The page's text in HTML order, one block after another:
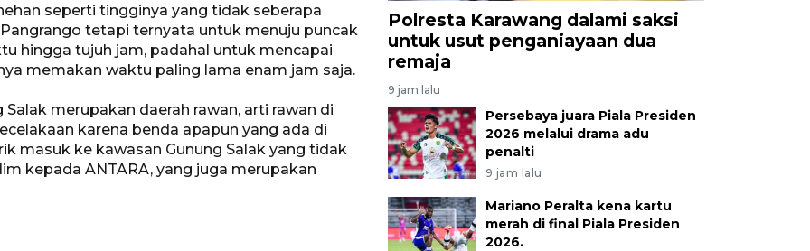
seperti tingginya yang tidak seberapa
tetapi ternyata untuk menuju puncak
hingga tujuh jam, padahal untuk mencapai
memakan waktu paling lama enam jam saja.
merupakan daerah rawan, arti rawan di
karena benda apapun yang ada di
masuk ke kawasan Gunung Salak yang tidak
kepada ANTARA, yang juga merupakan
Polresta Karawang dalami saksi
untuk usut penganiayaan dua
remaja
9 jam lalu
Persebaya juara Piala Presiden
2026 melalui drama adu
penalti
9 jam lalu
Mariano Peralta kena kartu
merah di final Piala Presiden
2026.